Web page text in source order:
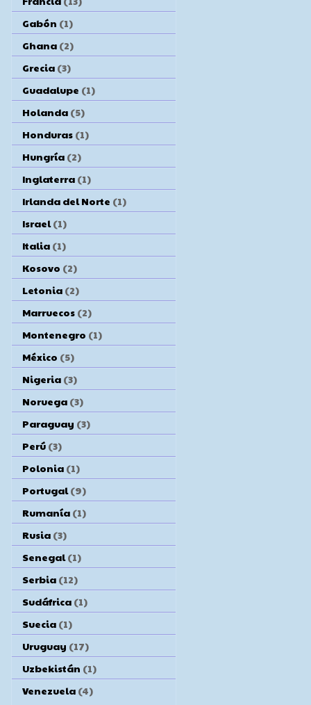
Gabón (1)
Ghana (2)
Grecia (3)
Guadalupe (1)
Holanda (5)
Honduras (1)
Hungría (2)
Inglaterra (1)
Irlanda del Norte (1)
Israel (1)
Italia (1)
Kosovo (2)
Letonia (2)
Marruecos (2)
Montenegro (1)
México (5)
Nigeria (3)
Noruega (3)
Paraguay (3)
Perú (3)
Polonia (1)
Portugal (9)
Rumanía (1)
Rusia (3)
Senegal (1)
Serbia (12)
Sudáfrica (1)
Suecia (1)
Uruguay (17)
Uzbekistán (1)
Venezuela (4)